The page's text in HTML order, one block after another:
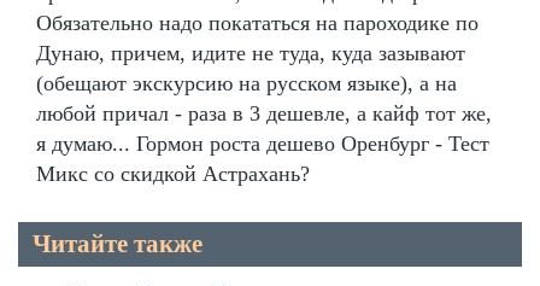
Обязательно надо покататься на пароходике по
Дунаю, причем, идите не туда, куда зазывают
(обещают экскурсию на русском языке), а на
любой причал - раза в 3 дешевле, а кайф тот же,
я думаю... Гормон роста дешево Оренбург - Тест
Микс со скидкой Астрахань?
Читайте также